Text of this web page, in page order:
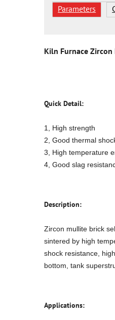
Parameters
Kiln Furnace
Quick Detail:
1, High strength
2, Good thermal
3, High temperature
4, Good slag
Description:
Zircon mullite brick
sintered by high
shock resistance,
bottom, tank
Applications: